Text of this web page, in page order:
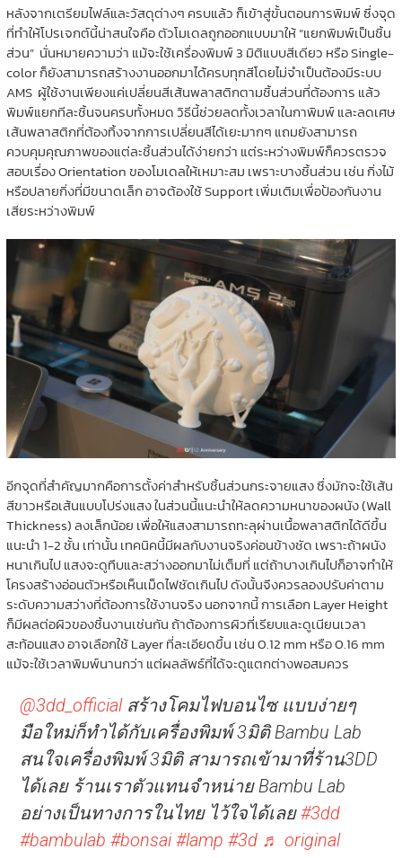
หลังจากเตรียมไฟล์และวัสดุต่างๆ ครบแล้ว ก็เข้าสู่ขั้นตอนการพิมพ์ ซึ่งจุด
ที่ทำให้โปรเจกต์นี้น่าสนใจคือ ตัวโมเดลถูกออกแบบมาให้ “แยกพิมพ์เป็นชิ้น
ส่วน” นั่นหมายความว่า แม้จะใช้เครื่องพิมพ์ 3 มิติแบบสีเดียว หรือ Single-
color ก็ยังสามารถสร้างงานออกมาได้ครบทุกสีโดยไม่จำเป็นต้องมีระบบ
AMS ผู้ใช้งานเพียงแค่เปลี่ยนสีเส้นพลาสติกตามชิ้นส่วนที่ต้องการ แล้ว
พิมพ์แยกทีละชิ้นจนครบทั้งหมด วิธีนี้ช่วยลดทั้งเวลาในกาพิมพ์ และลดเศษ
เส้นพลาสติกที่ต้องทิ้งจากการเปลี่ยนสีได้เยะมากๆ แถมยังสามารถ
ควบคุมคุณภาพของแต่ละชิ้นส่วนได้ง่ายกว่า แต่ระหว่างพิมพ์ก็ควรตรวจ
สอบเรื่อง Orientation ของโมเดลให้เหมาะสม เพราะบางชิ้นส่วน เช่น กิ่งไม้
หรือปลายกิ่งที่มีขนาดเล็ก อาจต้องใช้ Support เพิ่มเติมเพื่อป้องกันงาน
เสียระหว่างพิมพ์
อีกจุดที่สำคัญมากคือการตั้งค่าสำหรับชิ้นส่วนกระจายแสง ซึ่งมักจะใช้เส้น
สีขาวหรือเส้นแบบโปร่งแสง ในส่วนนี้แนะนำให้ลดความหนาของผนัง (Wall
Thickness) ลงเล็กน้อย เพื่อให้แสงสามารถทะลุผ่านเนื้อพลาสติกได้ดีขึ้น
แนะนำ 1-2 ชั้น เท่านั้น เทคนิคนี้มีผลกับงานจริงค่อนข้างชัด เพราะถ้าผนัง
หนาเกินไป แสงจะดูทึบและสว่างออกมาไม่เต็มที่ แต่ถ้าบางเกินไปก็อาจทำให้
โครงสร้างอ่อนตัวหรือเห็นเม็ดไฟชัดเกินไป ดังนั้นจึงควรลองปรับค่าตาม
ระดับความสว่างที่ต้องการใช้งานจริง นอกจากนี้ การเลือก Layer Height
ก็มีผลต่อผิวของชิ้นงานเช่นกัน ถ้าต้องการผิวที่เรียบและดูเนียนเวลา
สะท้อนแสง อาจเลือกใช้ Layer ที่ละเอียดขึ้น เช่น 0.12 mm หรือ 0.16 mm
แม้จะใช้เวลาพิมพ์นานกว่า แต่ผลลัพธ์ที่ได้จะดูแตกต่างพอสมควร
@3dd_officialสร้างโคมไฟบอนไซ แบบง่ายๆ
มือใหม่ก็ทำได้กับเครื่องพิมพ์ 3มิติ Bambu Lab
สนใจเครื่องพิมพ์ 3มิติ สามารถเข้ามาที่ร้าน3DD
ได้เลย ร้านเราตัวแทนจำหน่าย Bambu Lab
อย่างเป็นทางการในไทย ไว้ใจได้เลย#3dd
#bambulab #bonsai #lamp #3d ♬ original